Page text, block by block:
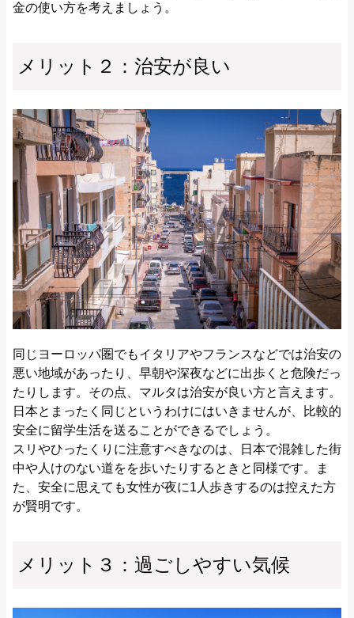
金の使い方を考えましょう。
メリット２：治安が良い
同じヨーロッパ圏でもイタリアやフランスなどでは治安の
悪い地域があったり、早朝や深夜などに出歩くと危険だっ
たりします。その点、マルタは治安が良い方と言えます。
日本とまったく同じというわけにはいきませんが、比較的
安全に留学生活を送ることができるでしょう。
スリやひったくりに注意すべきなのは、日本で混雑した街
中や人けのない道をを歩いたりするときと同様です。ま
た、安全に思えても女性が夜に1人歩きするのは控えた方
が賢明です。
メリット３：過ごしやすい気候